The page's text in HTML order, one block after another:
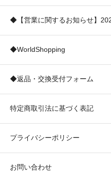
◆【営業に関するお知らせ】
◆WorldShopping
◆返品・交換受付フォーム
特定商取引法に基づく表記
プライバシーポリシー
お問い合わせ